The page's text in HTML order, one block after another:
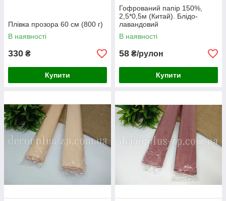
Плівка прозора 60 см (800 г)
В наявності
330 ₴
Купити
Гофрований папір 150%,
2,5*0,5м (Китай). Блідо-
лавандовий
В наявності
58 ₴/рулон
Купити